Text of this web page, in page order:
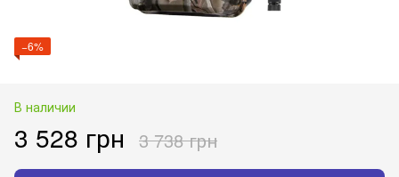
−6%
В наличии
3 528 грн 3 738 грн